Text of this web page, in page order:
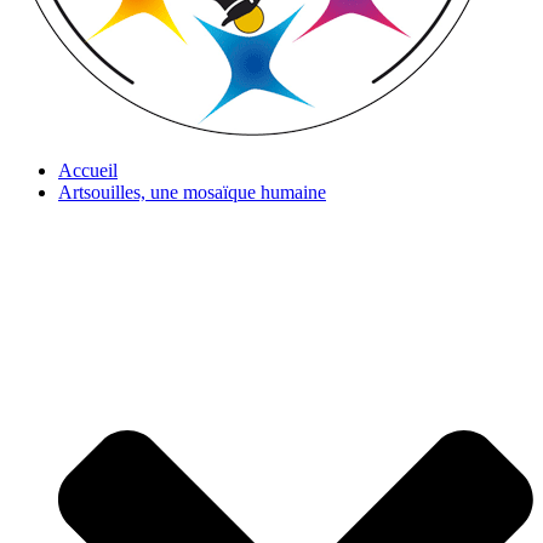
Accueil
Artsouilles, une mosaïque humaine